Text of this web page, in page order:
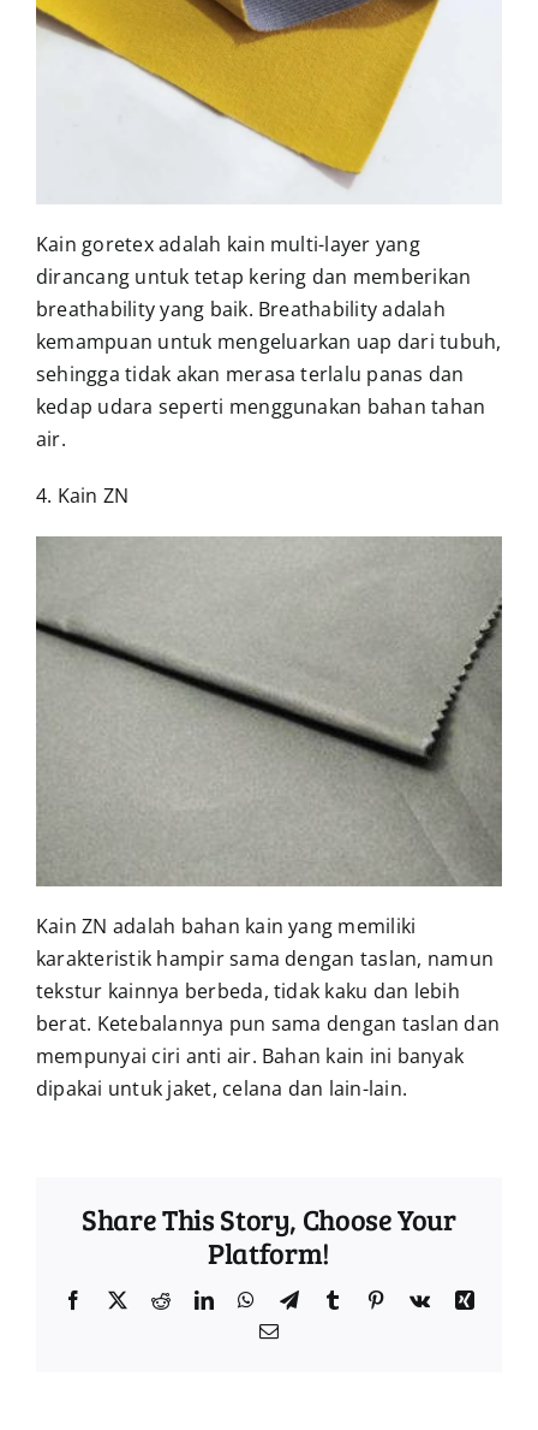
Kain goretex adalah kain multi-layer yang
dirancang untuk tetap kering dan memberikan
breathability yang baik. Breathability adalah
kemampuan untuk mengeluarkan uap dari tubuh,
sehingga tidak akan merasa terlalu panas dan
kedap udara seperti menggunakan bahan tahan
air.
4. Kain ZN
Kain ZN adalah bahan kain yang memiliki
karakteristik hampir sama dengan taslan, namun
tekstur kainnya berbeda, tidak kaku dan lebih
berat. Ketebalannya pun sama dengan taslan dan
mempunyai ciri anti air. Bahan kain ini banyak
dipakai untuk jaket, celana dan lain-lain.
Share This Story, Choose Your
Platform!
Facebook
TwitterRedditLinkedInWhatsApp
TelegramTumblr Pinterest
Vk
Xing
Email